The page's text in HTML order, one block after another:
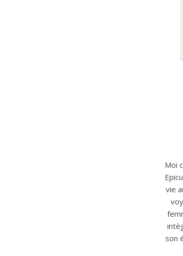
Moi
vie
son